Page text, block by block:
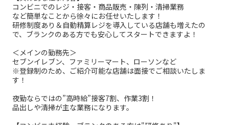
コンビニでのレジ・接客・商品販売・陳列・清掃業務
など簡単なことから徐々にお任せいたします！
研修制度あり＆自動精算レジを導入している店舗も増えたの
で、ブランクのある方でも安心してスタートできますよ！
＜メインの勤務先＞
セブンイレブン、ファミリーマート、ローソンなど
※登録制のため、ご紹介可能な店舗は面接でご相談いたしま
す！
夜勤ならではの”高時給”接客7割、作業3割！
品出しや清掃が主な業務になります。